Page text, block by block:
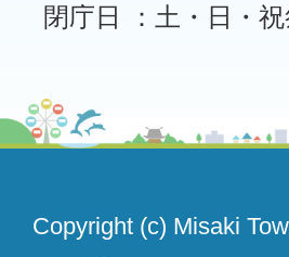
閉庁日 ：土・日・
Copyright (c) Misaki